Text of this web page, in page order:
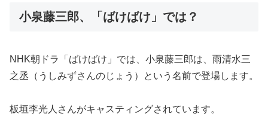
小泉藤三郎、「ばけばけ」では？
NHK朝ドラ「ばけばけ」では、小泉藤三郎は、雨清水三
之丞（うしみずさんのじょう）という名前で登場します。
板垣李光人さんがキャスティングされています。